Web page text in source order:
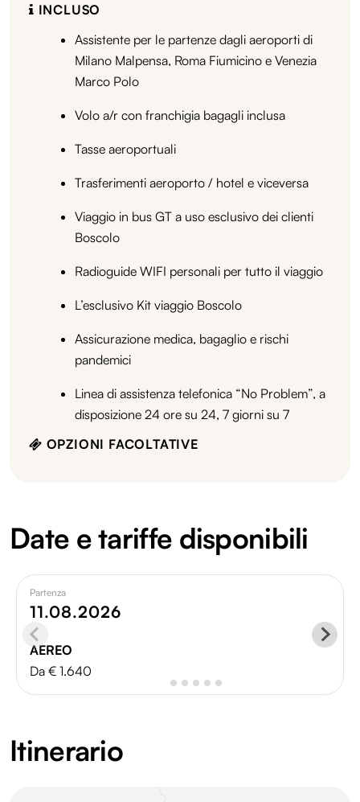
INCLUSO
Assistente per le partenze dagli aeroporti di
Milano Malpensa, Roma Fiumicino e Venezia
Marco Polo
Volo a/r con franchigia bagagli inclusa
Tasse aeroportuali
Trasferimenti aeroporto / hotel e viceversa
Viaggio in bus GT a uso esclusivo dei clienti
Boscolo
Radioguide WIFI personali per tutto il viaggio
L’esclusivo Kit viaggio Boscolo
Assicurazione medica, bagaglio e rischi
pandemici
Linea di assistenza telefonica “No Problem”, a
disposizione 24 ore su 24, 7 giorni su 7
OPZIONI FACOLTATIVE
Date e tariffe disponibili
Partenza
11.08.2026
AEREO
Da € 1.640
Itinerario